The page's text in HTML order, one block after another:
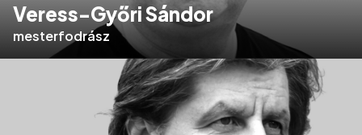
Veress-Győri Sándor
mesterfodrász